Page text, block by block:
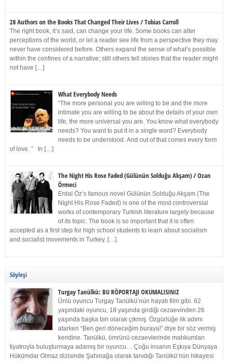
28 Authors on the Books That Changed Their Lives / Tobias Carroll
The right book, it’s said, can change your life. Some books can alter
perceptions of the world, or let a reader see life from a perspective they may
never have considered before. Others expand the sense of what’s possible
within the confines of a narrative; still others tell stories that the reader might
not have […]
What Everybody Needs
“The more personal you are willing to be and the more
intimate you are willing to be about the details of your own
life, the more universal you are. You know what everybody
needs? You want to put it in a single word? Everybody
needs to be understood. And out of that comes every form
of love. ” In […]
The Night His Rose Faded (Gülünün Solduğu Akşam) / Ozan
Örmeci
Erdal Öz’s famous novel Gülünün Solduğu Akşam (The
Night His Rose Faded) is one of the most controversial
works of contemporary Turkish literature largely because
of its topic. The book is so important that it is often
accepted as a first step for high school students to learn about socialism
and socialist movements in Turkey. […]
Söyleşi
Turgay Tanülkü: BU RÖPORTAJI OKUMALISINIZ
Ünlü oyuncu Turgay Tanülkü’nün hayatı film gibi. 62
yaşındaki oyuncu, 18 yaşında girdiği cezaevinden 26
yaşında başka biri olarak çıkmış. Özgürlüğe ilk adımı
atarken “Ben geri döneceğim buraya!” diye bir söz vermiş
kendine. Tanülkü, ömrünü cezaevlerinde mahkumları
tiyatroyla buluşturmaya adamış bir oyuncu… Çoğu insanın Eşkıya Dünyaya
Hükümdar Olmaz dizisinde Şahinağa olarak tanıdığı Tanülkü’nün hikayesi